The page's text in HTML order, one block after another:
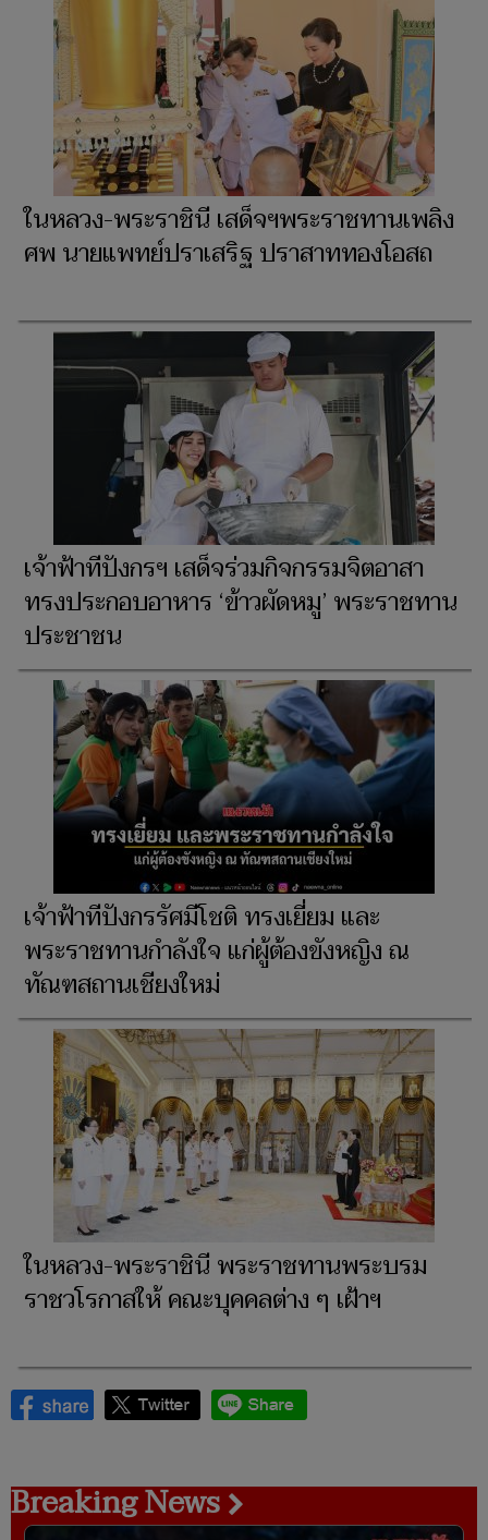
ในหลวง-พระราชินี เสด็จฯพระราชทานเพลิง
ศพ นายแพทย์ปราเสริฐ ปราสาททองโอสถ
เจ้าฟ้าทีปังกรฯ เสด็จร่วมกิจกรรมจิตอาสา
ทรงประกอบอาหาร ‘ข้าวผัดหมู’ พระราชทาน
ประชาชน
เจ้าฟ้าทีปังกรรัศมีโชติ ทรงเยี่ยม และ
พระราชทานกำลังใจ แก่ผู้ต้องขังหญิง ณ
ทัณฑสถานเชียงใหม่
ในหลวง-พระราชินี พระราชทานพระบรม
ราชวโรกาสให้ คณะบุคคลต่าง ๆ เฝ้าฯ
Breaking News